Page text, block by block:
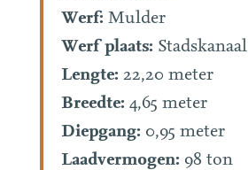
Werf: Mulder
Werf plaats: Stadskanaal
Lengte: 22,20 meter
Breedte: 4,65 meter
Diepgang: 0,95 meter
Laadvermogen: 98 ton